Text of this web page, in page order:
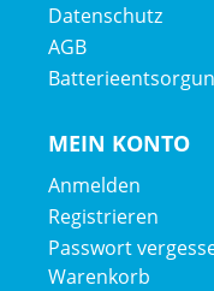
Datenschutz
AGB
MEIN KONTO
Anmelden
Registrieren
Passwort
Warenkorb